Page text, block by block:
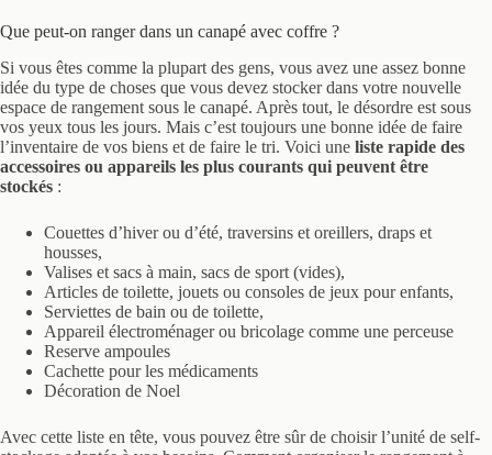
Que peut-on ranger dans un canapé avec coffre ?
Si vous êtes comme la plupart des gens, vous avez une assez bonne
idée du type de choses que vous devez stocker dans votre nouvelle
espace de rangement sous le canapé. Après tout, le désordre est sous
vos yeux tous les jours. Mais c’est toujours une bonne idée de faire
l’inventaire de vos biens et de faire le tri. Voici une liste rapide des
accessoires ou appareils les plus courants qui peuvent être
stockés :
Couettes d’hiver ou d’été, traversins et oreillers, draps et
housses,
Valises et sacs à main, sacs de sport (vides),
Articles de toilette, jouets ou consoles de jeux pour enfants,
Serviettes de bain ou de toilette,
Appareil électroménager ou bricolage comme une perceuse
Reserve ampoules
Cachette pour les médicaments
Décoration de Noel
Avec cette liste en tête, vous pouvez être sûr de choisir l’unité de self-